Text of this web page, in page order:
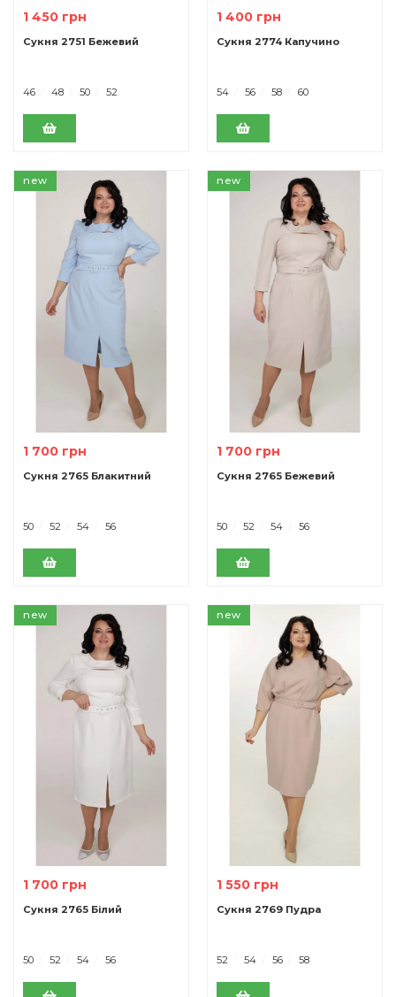
1 450 грн
Сукня 2751 Бежевий
46 48 50 52
1 400 грн
Сукня 2774 Капучино
54 56 58 60
new
1 700 грн
Сукня 2765 Блакитний
50 52 54 56
new
1 700 грн
Сукня 2765 Бежевий
50 52 54 56
new
1 700 грн
Сукня 2765 Білий
50 52 54 56
new
1 550 грн
Сукня 2769 Пудра
52 54 56 58